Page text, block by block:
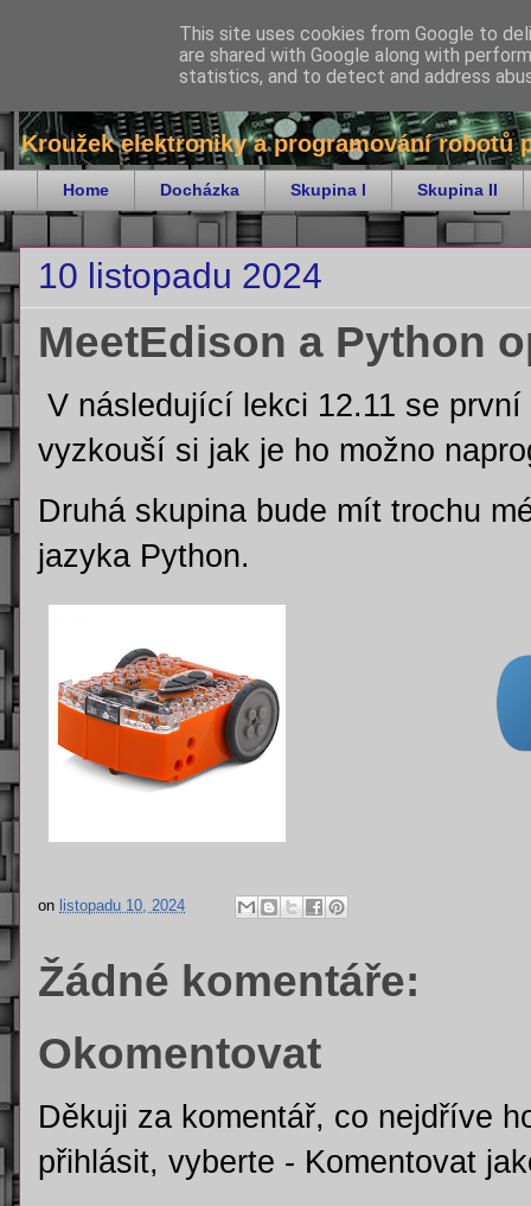
bitKrnov - robotika
Kroužek elektroniky a programování robotů
Home Docházka Skupina I Skupina II
10 listopadu 2024
MeetEdison a Python
V následující lekci 12.11 se
vyzkouší si jak je ho možno
Druhá skupina bude mít trochu
jazyka Python.
on listopadu 10, 2024
Žádné komentáře:
Okomentovat
Děkuji za komentář, co nejdříve
přihlásit, vyberte - Komentovat
This site uses cookies from Google to
are shared with Google along with
statistics, and to detect and address